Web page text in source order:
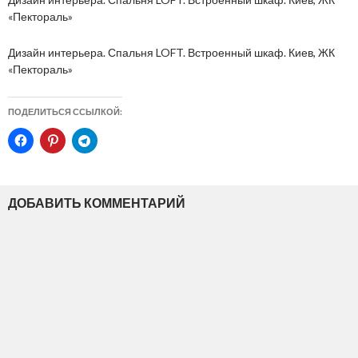
«Пектораль»
Дизайн интерьера. Спальня LOFT. Встроенный шкаф. Киев, ЖК
«Пектораль»
ПОДЕЛИТЬСЯ ССЫЛКОЙ:
ДОБАВИТЬ КОММЕНТАРИЙ